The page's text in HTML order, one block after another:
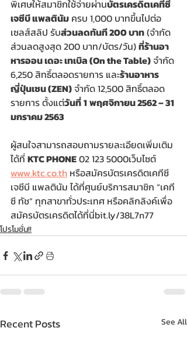
พิเศษให้สมาชิกใช้จ่ายผ่านบัตรเครดิตเคทีซี
เจซีบี แพลตินัม ครบ 1,000 บาทขึ้นไปต่อ
เซลส์สลิป รับส่วนลดทันที 200 บาท (จำกัด
ส่วนลดสูงสุด 200 บาท/บัตร/วัน) ที่ร้านอา
หารออน เดอะ เทเบิล (On the Table) จำกัด
6,250 สิทธิ์ตลอดรายการ และร้านอาหาร
ญี่ปุ่นเซน (ZEN) จำกัด 12,500 สิทธิ์ตลอด
รายการ ตั้งแต่วันที่1พฤศจิกายน 2562 – 31
มกราคม 2563
ผู้สนใจสามารถสอบถามรายละเอียดเพิ่มเติม
ได้ที่ KTC PHONE 02 123 5000เว็บไซต์
www.ktc.co.th หรือสมัครบัตรเครดิตเคทีซี
เจซีบี แพลตินัม ได้ที่ศูนย์บริการสมาชิก “เคที
ซี ทัช” ทุกสาขาทั่วประเทศ หรือคลิกลิงค์เพื่อ
สมัครบัตรเครดิตได้ที่นี่bit.ly/38L7n77
โปรโมชั่น!!
Recent Posts See All